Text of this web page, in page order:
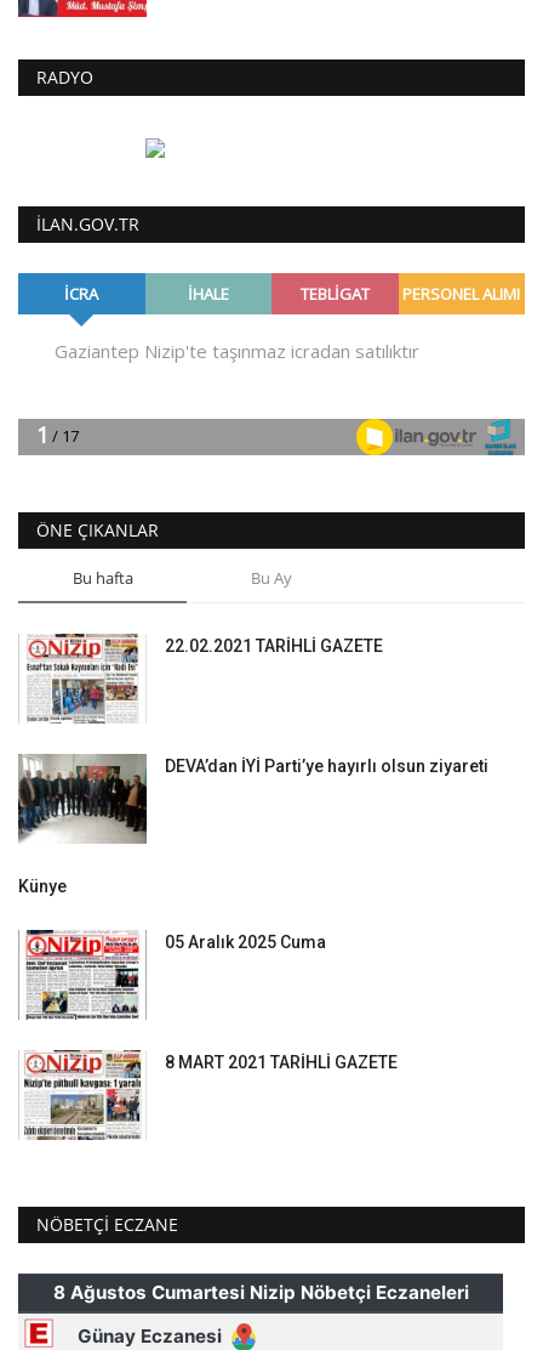
RADYO
ILAN.GOV.TR
ÖNE ÇIKANLAR
Bu hafta Bu Ay
22.02.2021 TARİHLİ GAZETE
DEVA’dan İYİ Parti’ye hayırlı olsun ziyareti
Künye
05 Aralık 2025 Cuma
8 MART 2021 TARİHLİ GAZETE
NÖBETÇI ECZANE